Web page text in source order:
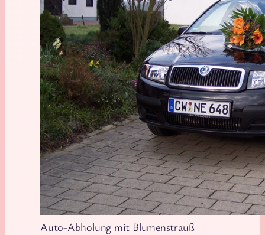
Auto-Abholung mit Blumenstrauß